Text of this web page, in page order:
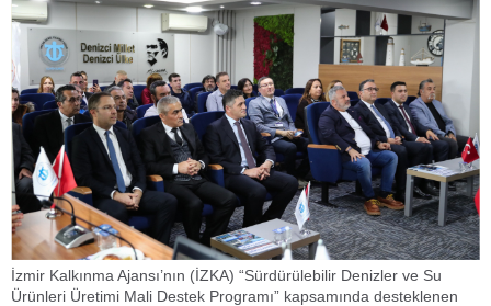
İzmir Kalkınma Ajansı’nın (İZKA) “Sürdürülebilir Denizler ve Su
Ürünleri Üretimi Mali Destek Programı” kapsamında desteklenen